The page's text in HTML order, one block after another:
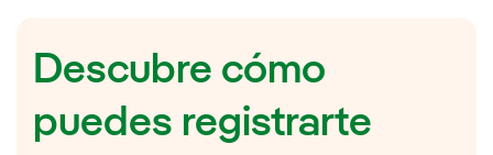
Descubre cómo
puedes registrarte